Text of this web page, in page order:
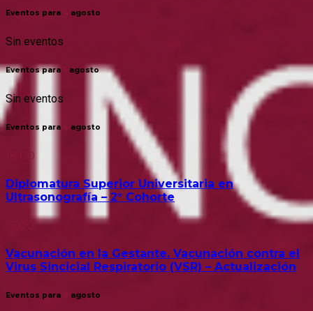
Eventos para agosto
Sin eventos
Eventos para agosto
Sin eventos
Eventos para agosto
18:00
Diplomatura Superior Universitaria en
Ultrasonografía – 2° Cohorte
Vacunación en la Gestante. Vacunación contra el
Virus Sincicial Respiratorio (VSR) – Actualización
Eventos para agosto